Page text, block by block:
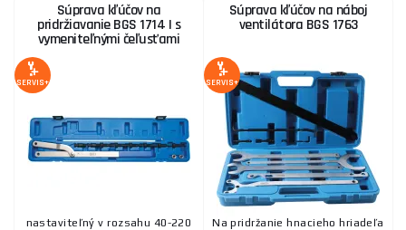
Súprava kľúčov na
pridržiavanie BGS 1714 | s
vymeniteľnými čeľusťami
SERVIS+
nastaviteľný v rozsahu 40-220
Súprava kľúčov na náboj
ventilátora BGS 1763
SERVIS+
Na pridržanie hnacieho hriadeľa